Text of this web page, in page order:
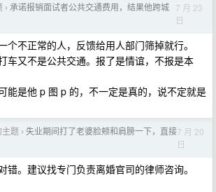
› 承诺报销面试者公共交通费用，结果他跨城 7 月 23
日
个不正常的人，反馈给用人部门筛掉就行。
车又不是公共交通。报了是情谊，不报是本
能是他 p 图 p 的，不一定是真的，说不定就是
主题 › 失业期间打了老婆脸颊和肩膀一下，直接7 月 20
日
错。建议找专门负责离婚官司的律师咨询。